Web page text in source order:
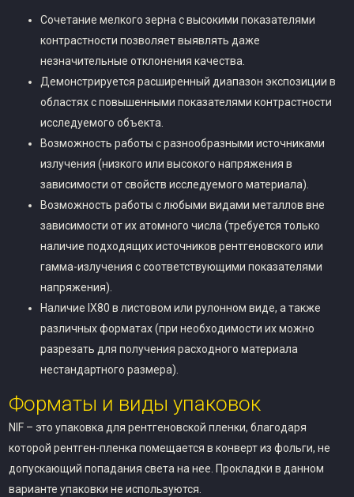
Сочетание мелкого зерна с высокими показателями
контрастности позволяет выявлять даже
незначительные отклонения качества.
Демонстрируется расширенный диапазон экспозиции в
областях с повышенными показателями контрастности
исследуемого объекта.
Возможность работы с разнообразными источниками
излучения (низкого или высокого напряжения в
зависимости от свойств исследуемого материала).
Возможность работы с любыми видами металлов вне
зависимости от их атомного числа (требуется только
наличие подходящих источников рентгеновского или
гамма-излучения с соответствующими показателями
напряжения).
Наличие IX80 в листовом или рулонном виде, а также
различных форматах (при необходимости их можно
разрезать для получения расходного материала
нестандартного размера).
Форматы и виды упаковок
NIF – это упаковка для рентгеновской пленки, благодаря
которой рентген-пленка помещается в конверт из фольги, не
допускающий попадания света на нее. Прокладки в данном
варианте упаковки не используются.